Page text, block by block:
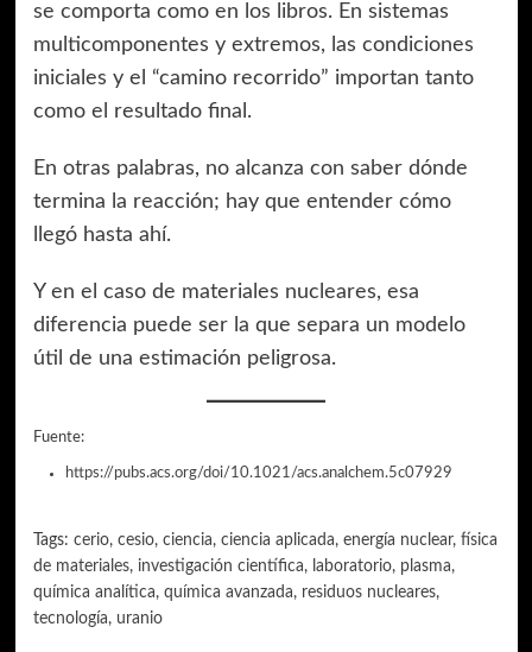
se comporta como en los libros. En sistemas
multicomponentes y extremos, las condiciones
iniciales y el “camino recorrido” importan tanto
como el resultado final.
En otras palabras, no alcanza con saber dónde
termina la reacción; hay que entender cómo
llegó hasta ahí.
Y en el caso de materiales nucleares, esa
diferencia puede ser la que separa un modelo
útil de una estimación peligrosa.
Fuente:
https://pubs.acs.org/doi/10.1021/acs.analchem.5c07929
Tags: cerio, cesio, ciencia, ciencia aplicada, energía nuclear, física
de materiales, investigación científica, laboratorio, plasma,
química analítica, química avanzada, residuos nucleares,
tecnología, uranio